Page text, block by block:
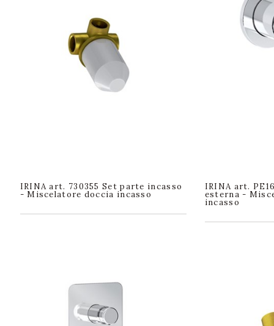
IRINA art. 730355 Set parte incasso
- Miscelatore doccia incasso
IRINA art.
esterna -
incasso